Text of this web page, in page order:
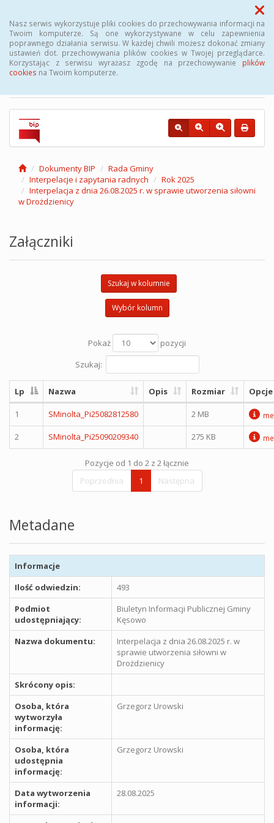
Nasz serwis wykorzystuje pliki cookies do przechowywania informacji na
Twoim komputerze. Są one wykorzystywane w celu zapewnienia
poprawnego działania serwisu. W każdej chwili możesz dokonać zmiany
ustawień dot. przechowywania plików cookies w Twojej przeglądarce.
Korzystając z serwisu wyrażasz zgodę na przechowywanie plików
cookies na Twoim komputerze.
Menu
Biuletyn Informacji
Publicznej Gminy Kęsowo
Dokumenty BIP
Rada Gminy
Interpelacje i zapytania radnych
Rok 2025
Interpelacja z dnia 26.08.2025 r. w sprawie utworzenia siłowni
w Drożdzienicy
Załączniki
Szukaj w kolumnie
Wybór kolumn
Pokaż
pozycji
Szukaj:
Lp Nazwa Opis Rozmiar Opcje
1 SMinolta_Pi25082812580 2 MB
2 SMinolta_Pi25090209340 275 KB
Pozycje od 1 do 2 z 2 łącznie
Poprzednia
1 Następna
Metadane
Informacje
Ilość odwiedzin:
493
Podmiot
udostępniający:
Biuletyn Informacji Publicznej Gminy
Kęsowo
Nazwa dokumentu:
Interpelacja z dnia 26.08.2025 r. w
sprawie utworzenia siłowni w
Drożdzienicy
Skrócony opis:
Osoba, która
wytworzyła
informację:
Grzegorz Urowski
Osoba, która
udostępnia
informację:
Grzegorz Urowski
Data wytworzenia
informacji:
28.08.2025